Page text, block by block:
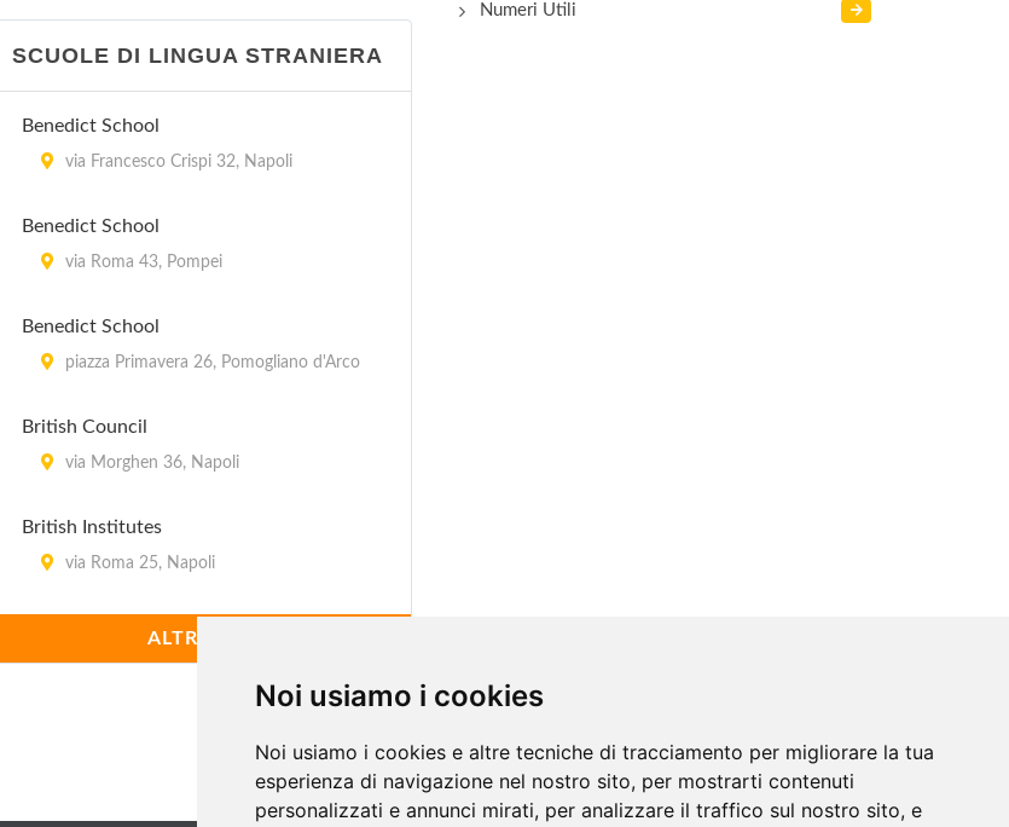
Noi usiamo i cookies
Noi usiamo i cookies e altre tecniche di tracciamento per migliorare la tua
esperienza di navigazione nel nostro sito, per mostrarti contenuti
personalizzati e annunci mirati, per analizzare il traffico sul nostro sito, e
SCUOLE DI LINGUA STRANIERA
Benedict School
via Francesco Crispi 32, Napoli
Benedict School
via Roma 43, Pompei
Benedict School
piazza Primavera 26, Pomogliano d'Arco
British Council
via Morghen 36, Napoli
British Institutes
via Roma 25, Napoli
British Institutes
viale Europa 41, Castellammare di
via Dante Alighieri 78, Giugliano in
ALTRI (36)
Numeri Utili